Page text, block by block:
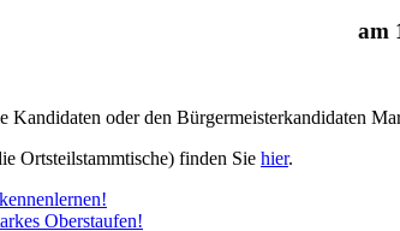
am
Kandidaten oder den Bürgermeisterkandidaten
Ortsteilstammtische) finden Sie hier.
Oberstaufen!